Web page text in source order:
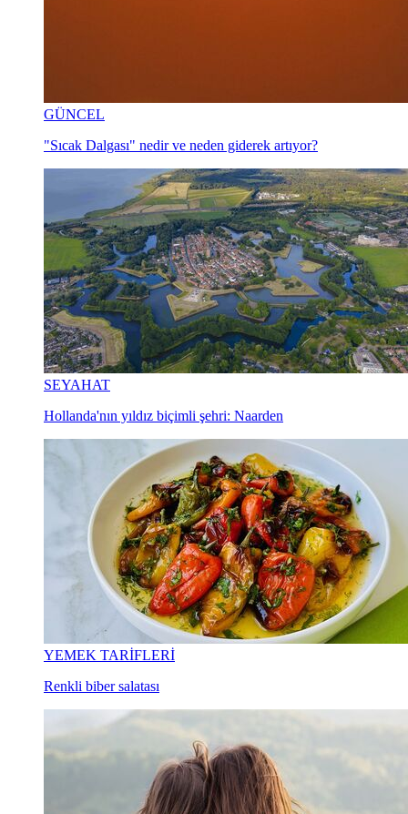
GÜNCEL
"Sıcak Dalgası" nedir ve neden giderek artıyor?
SEYAHAT
Hollanda'nın yıldız biçimli şehri: Naarden
YEMEK TARİFLERİ
Renkli biber salatası